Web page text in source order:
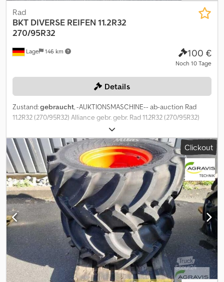
Lage 146 km
Rad
BKT DIVERSE REIFEN 11.2R32
270/95R32
100 €
Noch 10 Tage
Details
Zustand:gebraucht, -AUKTIONSMASCHINE-- ab-auction Rad
11.2R32 (270/95R32) Alliance gebr. gebr. Rad 11.2R32 (270/95R32)
Alliance 8-Lochfestfelge Nabendurchmesser 200mm Lochkranz
275mm Einpresstiefe 205mm Profil etwa 20mm Auf diese
Maschine können Sie Online bieten Der Startpreis beträgt 100.00
EUR excl. MwSt. Registrieren Sie sich kostenlos und bieten Sie
mit. Hier geht es zur Auktion: ----- ----- Dwsdpfxey Iqvro Ah Tea
Exciting Online Auction! Start bidding on NOW! ab-auction
Clickout